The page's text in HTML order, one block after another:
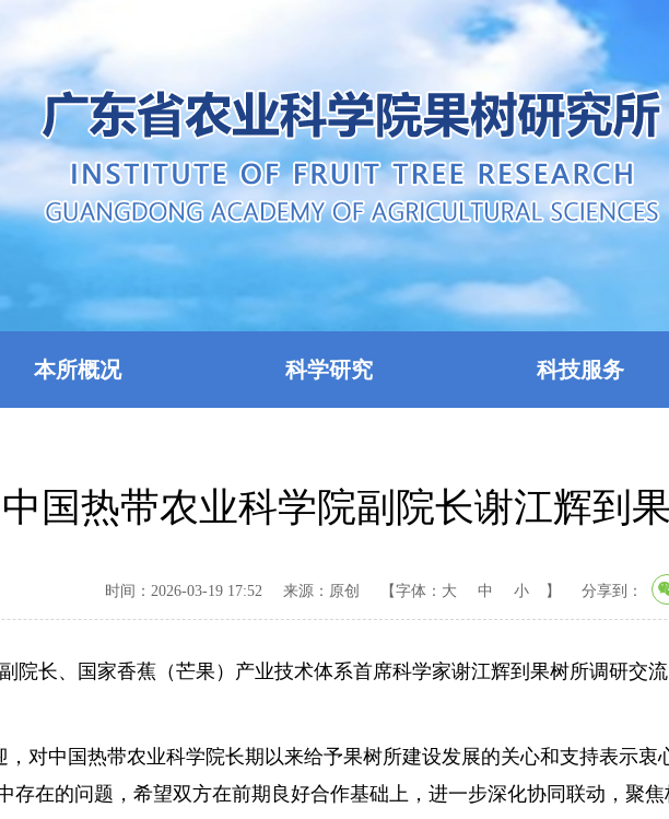
本所概况 科学研究 科技服务
中国热带农业科学院副院长谢江辉到
时间：2026-03-19 17:52 来源：原创 【字体： 大 中 小 】 分享到：
长、国家香蕉（芒果）产业技术体系首席科学家谢江辉到果树所调研交
对中国热带农业科学院长期以来给予果树所建设发展的关心和支持表示衷
存在的问题，希望双方在前期良好合作基础上，进一步深化协同联动，聚